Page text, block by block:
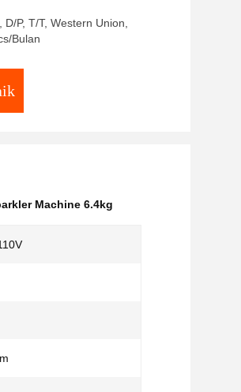
P, T/T, Western Union,
Bulan
Machine 6.4kg